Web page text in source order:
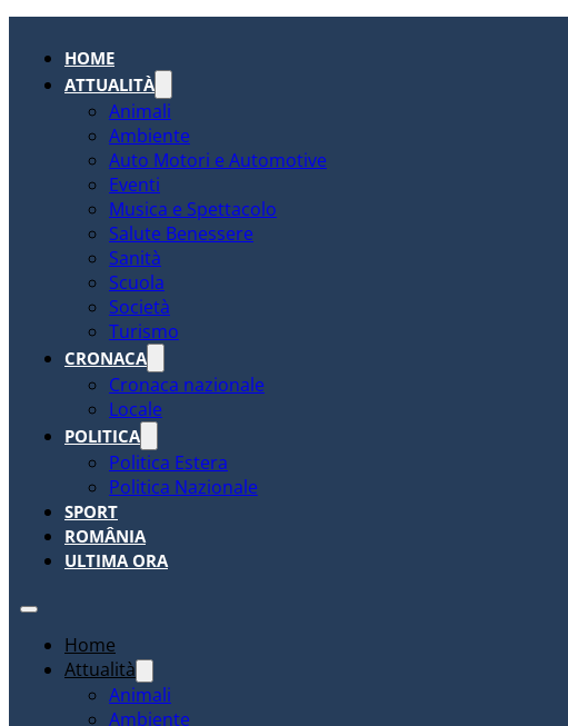
HOME
ATTUALITÀ
Animali
Ambiente
Auto Motori e Automotive
Eventi
Musica e Spettacolo
Salute Benessere
Sanità
Scuola
Società
Turismo
CRONACA
Cronaca nazionale
Locale
POLITICA
Politica Estera
Politica Nazionale
SPORT
ROMÂNIA
ULTIMA ORA
Home
Attualità
Animali
Ambiente